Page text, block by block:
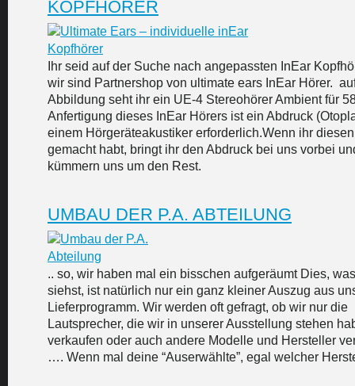
KOPFHÖRER
Ihr seid auf der Suche nach angepassten InEar
wir sind Partnershop von ultimate ears InEar Hörer.
Abbildung seht ihr ein UE-4 Stereohörer Ambient für
Anfertigung dieses InEar Hörers ist ein Abdruck
einem Hörgeräteakustiker erforderlich.Wenn ihr diesen
gemacht habt, bringt ihr den Abdruck bei uns vorbei
kümmern uns um den Rest.
UMBAU DER P.A. ABTEILUNG
.. so, wir haben mal ein bisschen aufgeräumt Dies,
siehst, ist natürlich nur ein ganz kleiner Auszug aus
Lieferprogramm. Wir werden oft gefragt, ob wir nur die
Lautsprecher, die wir in unserer Ausstellung stehen
verkaufen oder auch andere Modelle und Hersteller
…. Wenn mal deine “Auserwählte”, egal welcher